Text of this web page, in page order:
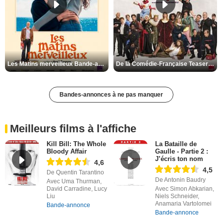
Les Matins merveilleux Bande-annonce VF De la Comédie-Française Teaser VF
Bandes-annonces à ne pas manquer
Meilleurs films à l'affiche
Kill Bill: The Whole
Bloody Affair
4,6
De Quentin Tarantino
Avec Uma Thurman,
David Carradine, Lucy
Liu
Bande-annonce
La Bataille de
Gaulle - Partie 2 :
J’écris ton nom
4,5
De Antonin Baudry
Avec Simon Abkarian,
Niels Schneider,
Anamaria Vartolomei
Bande-annonce